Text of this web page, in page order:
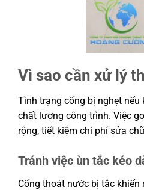
Vì sao cần xử lý
Tình trạng cống bị nghẹt
chất lượng công trình. Việc
rộng, tiết kiệm chi phí sửa
Tránh việc ùn tắc kéo
Cống thoát nước bị tắc